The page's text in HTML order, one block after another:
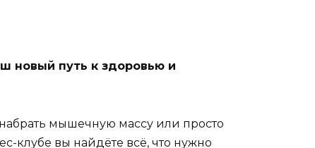
новый путь к здоровью и
мышечную массу или просто
клубе вы найдёте всё, что нужно